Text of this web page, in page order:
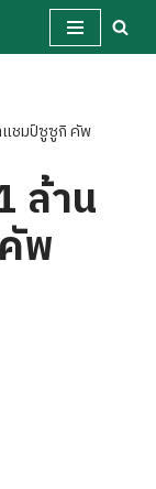
แชมป์ซูซูกิ คัพ
ล้าน
พ